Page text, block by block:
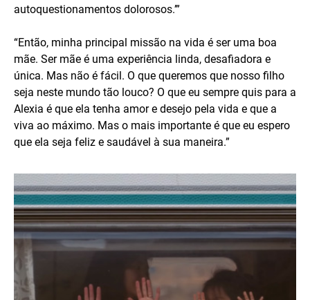
autoquestionamentos dolorosos.’”
“Então, minha principal missão na vida é ser uma boa
mãe. Ser mãe é uma experiência linda, desafiadora e
única. Mas não é fácil. O que queremos que nosso filho
seja neste mundo tão louco? O que eu sempre quis para a
Alexia é que ela tenha amor e desejo pela vida e que a
viva ao máximo. Mas o mais importante é que eu espero
que ela seja feliz e saudável à sua maneira.”